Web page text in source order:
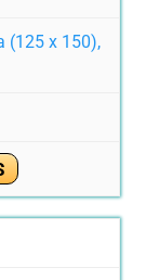
(125 x 150),